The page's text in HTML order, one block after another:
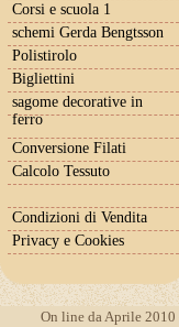
Corsi e scuola 1
schemi Gerda Bengtsson
Polistirolo
Bigliettini
sagome decorative in
ferro
Conversione Filati
Calcolo Tessuto
Condizioni di Vendita
Privacy e Cookies
On line da Aprile